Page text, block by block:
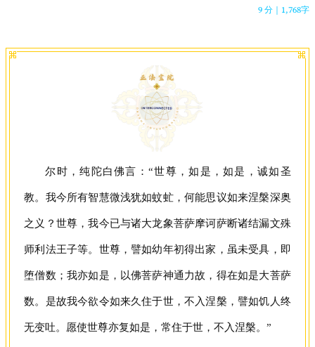
9 分 ｜ 1,768字
尔时，纯陀白佛言：“世尊，如是，如是，诚如圣
教。我今所有智慧微浅犹如蚊虻，何能思议如来涅槃深奥
之义？世尊，我今已与诸大龙象菩萨摩诃萨断诸结漏文殊
师利法王子等。世尊，譬如幼年初得出家，虽未受具，即
堕僧数；我亦如是，以佛菩萨神通力故，得在如是大菩萨
数。是故我今欲令如来久住于世，不入涅槃，譬如饥人终
无变吐。愿使世尊亦复如是，常住于世，不入涅槃。”